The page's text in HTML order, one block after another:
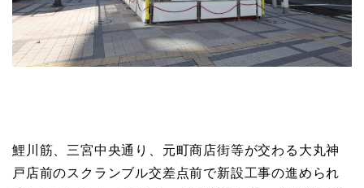
鯉川筋、三宮中央通り、元町商店街等が交わる大丸神
戸店前のスクランブル交差点前で新設工事の進められ